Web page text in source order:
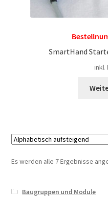
SmartHand
inkl.
Es werden alle 7 Ergebnisse
Baugruppen und Module